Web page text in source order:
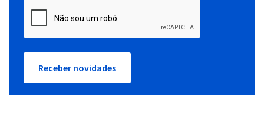
Receber novidades